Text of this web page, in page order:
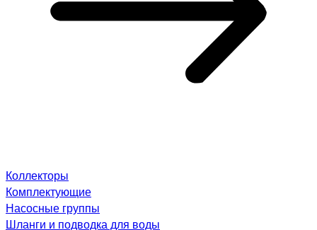
Коллекторы
Комплектующие
Насосные группы
Шланги и подводка для воды